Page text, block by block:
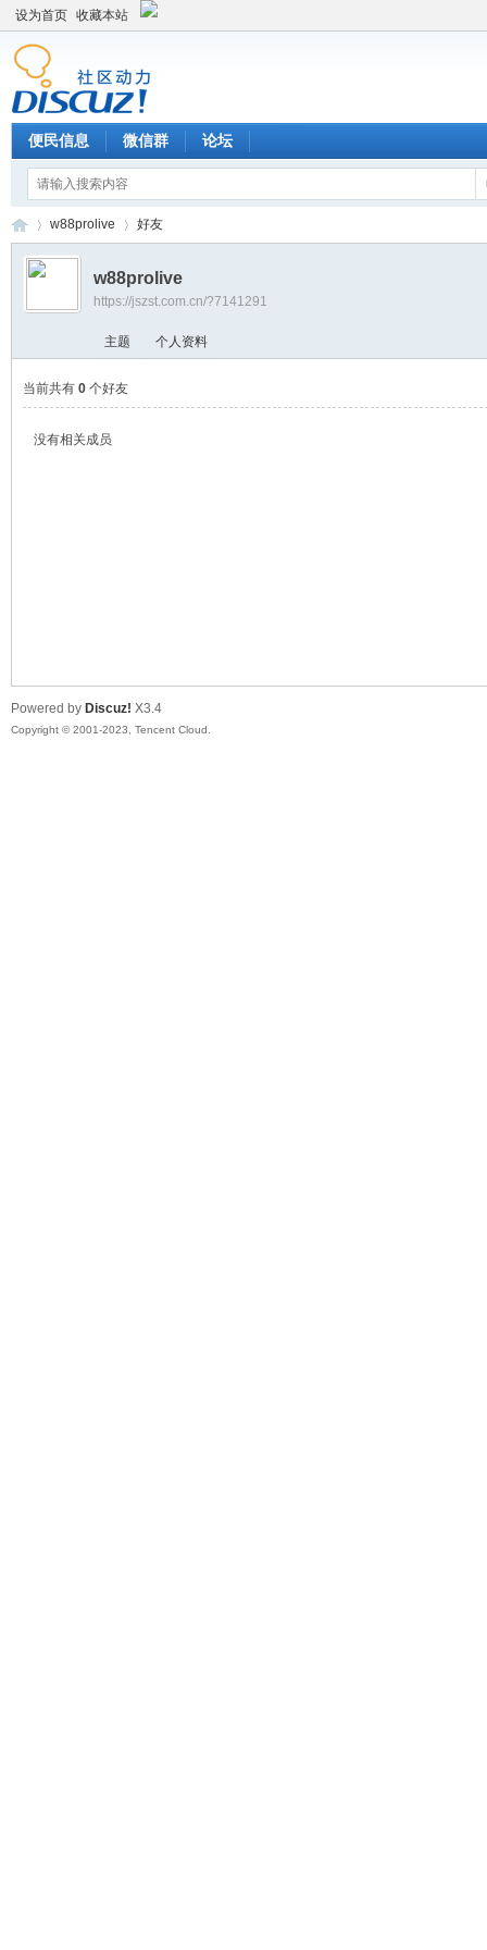
设为首页 收藏本站
便民信息 微信群 论坛
›
w88prolive 好友
w88prolive
https://jszst.com.cn/?7141291
主题 个人资料
当前共有 0个好友
没有相关成员
Powered by Discuz! X3.4
Copyright © 2001-2023, Tencent Cloud.